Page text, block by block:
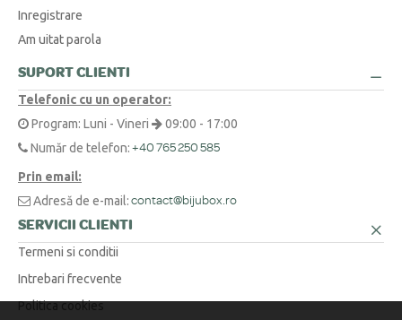
Inregistrare
Am uitat parola
SUPORT CLIENTI
Telefonic cu un operator:
Program: Luni - Vineri
09:00 - 17:00
Număr de telefon: +40 765 250 585
Prin email:
Adresă de e-mail: contact@bijubox.ro
SERVICII CLIENTI
Termeni si conditii
Intrebari frecvente
Politica cookies